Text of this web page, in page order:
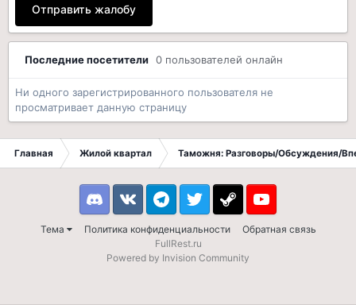
Отправить жалобу
Последние посетители 0 пользователей онлайн
Ни одного зарегистрированного пользователя не
просматривает данную страницу
Главная Жилой квартал Таможня: Разговоры/Обсуждения/
Тема Политика конфиденциальности Обратная связь
DiscordVK TelegramTwitter Steam Youtube
FullRest.ru
Powered by Invision Community